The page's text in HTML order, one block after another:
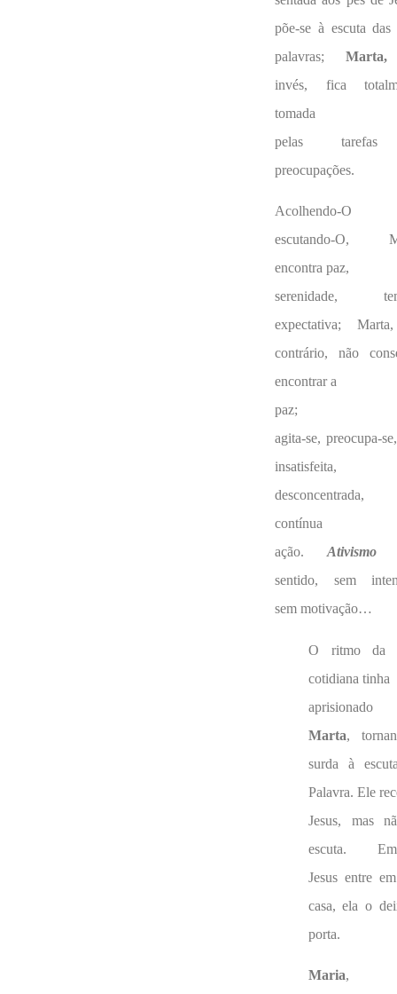
põe-se à escuta das
palavras;Marta,
invés, fica
tomada
pelas
preocupações.
Acolhendo-
escutando-O,
encontra paz,
serenidade,
expectativa;
contrário, não
encontrar a
paz;
agita-se, preocupa-
insatisfeita,
contínua
ação.Ativismo
sentido, sem
sem motivação…
O ritmo da
cotidiana tinha
Marta,
surda à
Palavra. Ele
Jesus, mas
escuta.
Jesus entre
casa, ela o
porta.
Maria,